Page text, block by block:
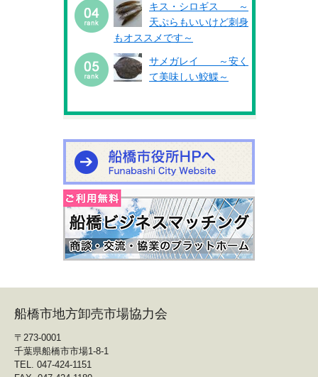
キス・シロギス ～
天ぷらもいいけど刺身
もオススメです～
サメガレイ ～安く
て美味しい鮫鰈～
船橋市地方卸売市場協力会
〒273-0001
千葉県船橋市市場1-8-1
TEL. 047-424-1151